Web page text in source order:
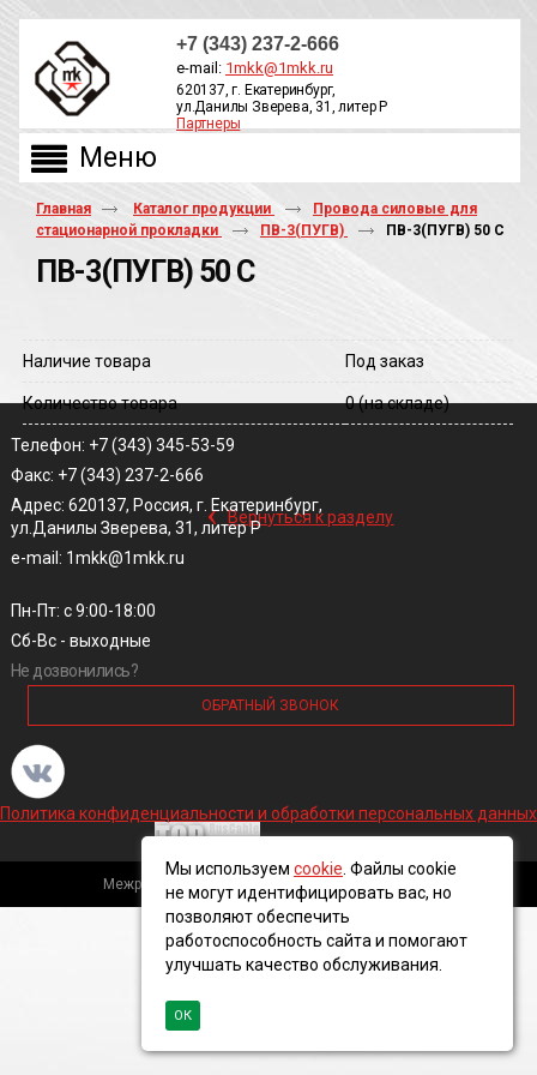
+7 (343) 237-2-666
e-mail: 1mkk@1mkk.ru
620137, г. Екатеринбург,
ул.Данилы Зверева, 31, литер Р
Партнеры
Главная Каталог продукции
Провода силовые для
стационарной прокладки
ПВ-3(ПУГВ) ПВ-3(ПУГВ) 50 С
ПВ-3(ПУГВ) 50 С
Наличие товара Под заказ
Количество товара 0(на складе)
‹ Вернуться к разделу
Телефон: +7 (343) 345-53-59
Факс: +7 (343) 237-2-666
Адрес: 620137, Россия, г. Екатеринбург,
ул.Данилы Зверева, 31, литер Р
e-mail: 1mkk@1mkk.ru
Пн-Пт: с 9:00-18:00
Сб-Вс - выходные
Не дозвонились?
ОБРАТНЫЙ ЗВОНОК
Политика конфиденциальности и обработки персональных данных
Межрегиональная кабельная компания, 2016 ©
Мы используем cookie . Файлы cookie
не могут идентифицировать вас, но
позволяют обеспечить
работоспособность сайта и помогают
улучшать качество обслуживания.
ОК